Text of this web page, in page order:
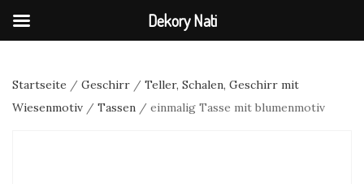
Startseite / Geschirr / Teller, Schalen, Geschirr mit
Wiesenmotiv / Tassen / einmalig Tasse mit blumenmotiv
Dekory Nati